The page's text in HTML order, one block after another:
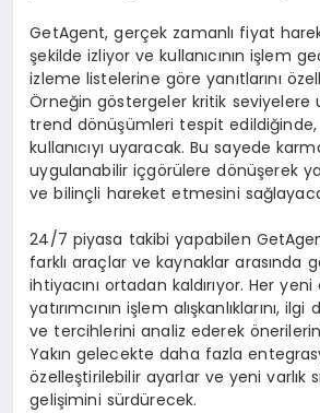
GetAgent, gerçek zamanlı fiyat
şekilde izliyor ve kullanıcının işlem
izleme listelerine göre yanıtlarını
Örneğin göstergeler kritik seviyelere
trend dönüşümleri tespit edildiğinde,
kullanıcıyı uyaracak. Bu sayede
uygulanabilir içgörülere dönüşerek
ve bilinçli hareket etmesini
24/7 piyasa takibi yapabilen
farklı araçlar ve kaynaklar arasında
ihtiyacını ortadan kaldırıyor. Her
yatırımcının işlem alışkanlıklarını, ilgi
ve tercihlerini analiz ederek
Yakın gelecekte daha fazla
özelleştirilebilir ayarlar ve yeni varlık
gelişimini sürdürecek.